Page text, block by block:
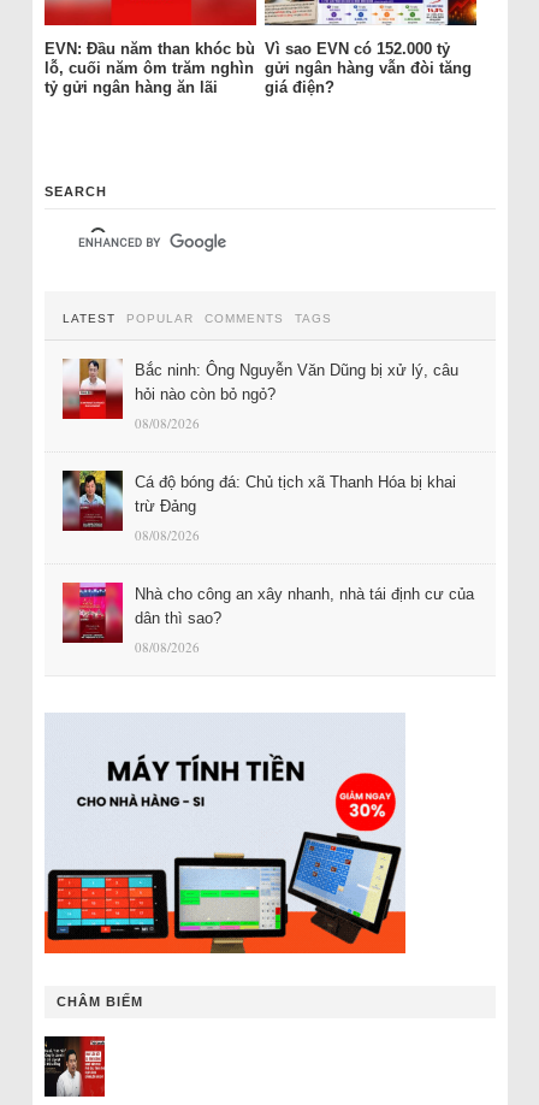
EVN: Đầu năm than khóc bù
lỗ, cuối năm ôm trăm nghìn
tỷ gửi ngân hàng ăn lãi
Vì sao EVN có 152.000 tỷ
gửi ngân hàng vẫn đòi tăng
giá điện?
SEARCH
LATEST POPULAR COMMENTS TAGS
Bắc ninh: Ông Nguyễn Văn Dũng bị xử lý, câu
hỏi nào còn bỏ ngỏ?
08/08/2026
Cá độ bóng đá: Chủ tịch xã Thanh Hóa bị khai
trừ Đảng
08/08/2026
Nhà cho công an xây nhanh, nhà tái định cư của
dân thì sao?
08/08/2026
CHÂM BIẾM